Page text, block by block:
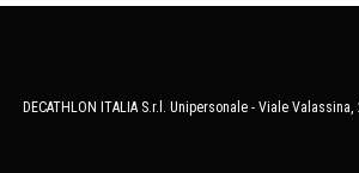
DECATHLON ITALIA S.r.l. Unipersonale - Viale